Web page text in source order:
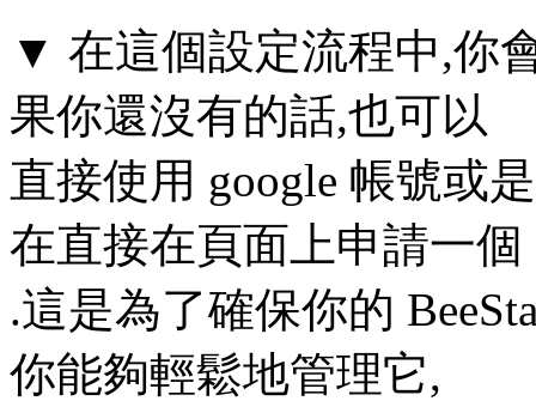
▼ 在這個設定流程中,你
果你還沒有的話,也可以
直接使用 google 帳號或
在直接在頁面上申請一個
.這是為了確保你的
你能夠輕鬆地管理它,